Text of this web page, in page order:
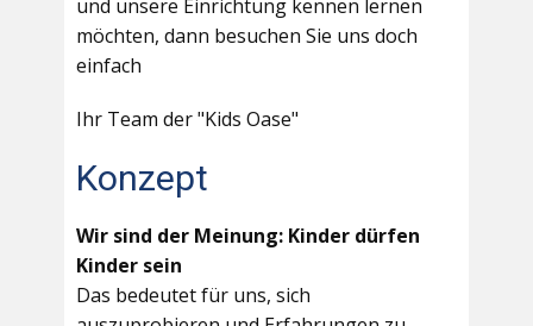
und unsere Einrichtung kennen lernen
möchten, dann besuchen Sie uns doch
einfach
Ihr Team der "Kids Oase"
Konzept
Wir sind der Meinung: Kinder dürfen
Kinder sein
Das bedeutet für uns, sich